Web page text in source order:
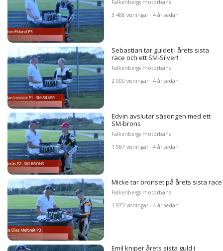
Falkenbergs motorbana
3 488 visningar · 4 år sedan
Sebastian tar guldet i årets sista
race och ett SM-Silver!
Falkenbergs motorbana
2 000 visningar · 4 år sedan
Edvin avslutar säsongen med ett
SM-brons
Falkenbergs motorbana
1 987 visningar · 4 år sedan
Micke tar bronset på årets sista race
Falkenbergs motorbana
1 973 visningar · 4 år sedan
Emil kniper årets sista guld i